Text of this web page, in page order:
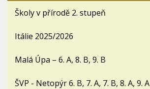
Školy v přírodě 2. stupeň
Itálie 2025/2026
Malá Úpa – 6. A, 8. B, 9. B
ŠVP - Netopýr 6. B, 7. A, 7. B, 8. A, 9. A